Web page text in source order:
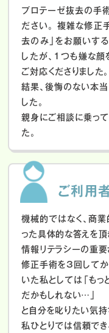
プロテーゼ抜去の手
ださい。
複雑な修正
去のみ」をお願いす
したが、１つも嫌な
ご対応くださりました。
結果、後悔のない本
した。
親身にご相談に乗っ
た。
ご利用
機械的ではなく、商
った具体的な答えを
情報リテラシーの重要
修正手術を3回して
いた私としては「も
だかもしれない…」
と自分を叱りたい気持
私ひとりでは信頼で